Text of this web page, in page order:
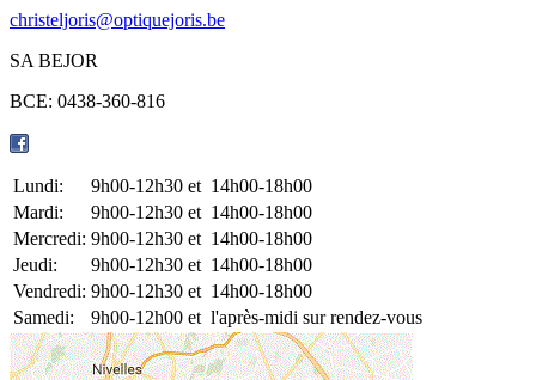
christeljoris@optiquejoris.be
SA BEJOR
BCE: 0438-360-816
Lundi: 9h00-12h30 et 14h00-18h00
Mardi:
9h00-12h30 et 14h00-18h00
Mercredi: 9h00-12h30 et 14h00-18h00
Jeudi:
9h00-12h30 et 14h00-18h00
Vendredi: 9h00-12h30 et 14h00-18h00
Samedi:
9h00-12h00 et l'après-midi sur rendez-vous